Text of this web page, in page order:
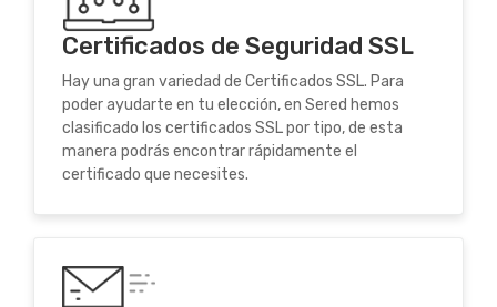
Certificados de Seguridad SSL
Hay una gran variedad de Certificados SSL. Para
poder ayudarte en tu elección, en Sered hemos
clasificado los certificados SSL por tipo, de esta
manera podrás encontrar rápidamente el
certificado que necesites.